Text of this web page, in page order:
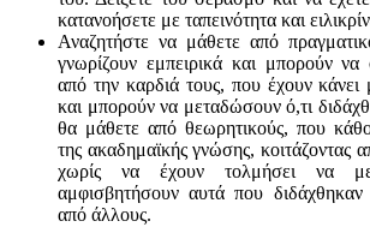
κατανοήσετε με ταπεινότητα και
Αναζητήστε να μάθετε από
γνωρίζουν εμπειρικά και μπορούν
από την καρδιά τους, που έχουν
και μπορούν να μεταδώσουν ό,τι
θα μάθετε από θεωρητικούς, που
της ακαδημαϊκής γνώσης, κοιτάζοντας
χωρίς να έχουν τολμήσει να
αμφισβητήσουν αυτά που
από άλλους.